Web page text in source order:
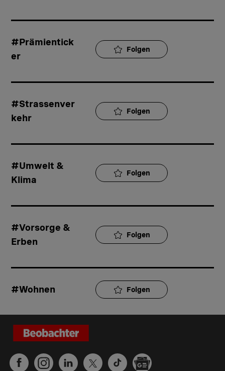
#Prämientick
er
Folgen
#Strassenver
kehr
Folgen
#Umwelt &
Klima
Folgen
#Vorsorge &
Erben
Folgen
#Wohnen Folgen